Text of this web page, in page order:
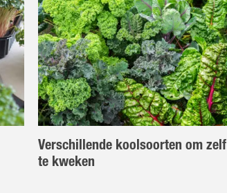
Verschillende koolsoorten om zelf
te kweken